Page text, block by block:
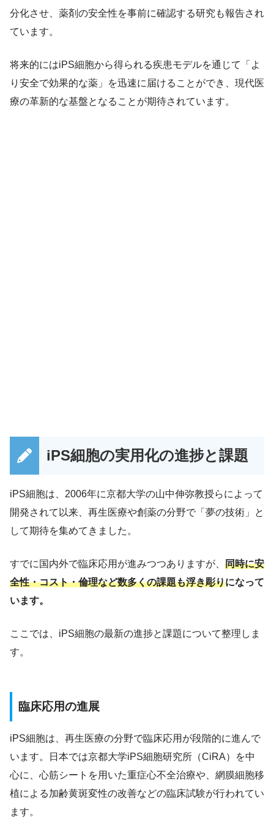
分化させ、薬剤の安全性を事前に確認する研究も報告され
ています。
将来的にはiPS細胞から得られる疾患モデルを通じて「よ
り安全で効果的な薬」を迅速に届けることができ、現代医
療の革新的な基盤となることが期待されています。
iPS細胞の実用化の進捗と課題
iPS細胞は、2006年に京都大学の山中伸弥教授らによって
開発されて以来、再生医療や創薬の分野で「夢の技術」と
して期待を集めてきました。
すでに国内外で臨床応用が進みつつありますが、 同時に安
全性・コスト・倫理など数多くの課題も浮き彫りになって
います。
ここでは、iPS細胞の最新の進捗と課題について整理しま
す。
臨床応用の進展
iPS細胞は、再生医療の分野で臨床応用が段階的に進んで
います。日本では京都大学iPS細胞研究所（CiRA）を中
心に、心筋シートを用いた重症心不全治療や、網膜細胞移
植による加齢黄斑変性の改善などの臨床試験が行われてい
ます。